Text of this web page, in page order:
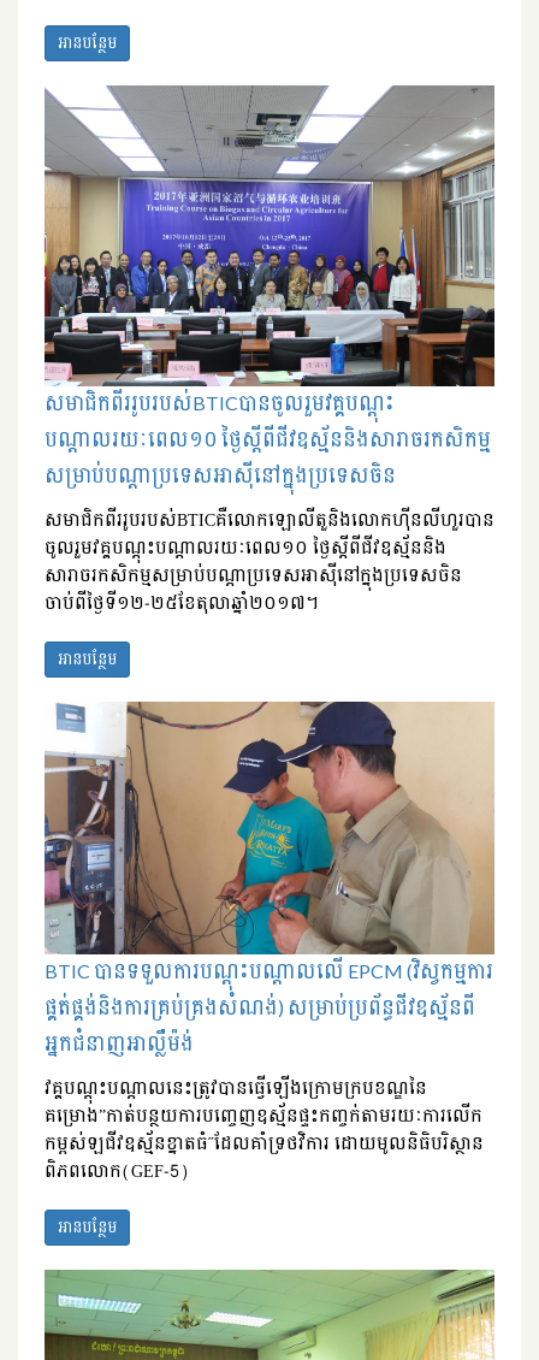
អានបន្ថែម
សមាជិកពីររូបរបស់BTICបានចូលរួមវគ្គបណ្តុះ
បណ្តាលរយៈពេល១០ ថ្ងៃស្តីពីជីវឧស្ម័ននិងសារាចរកសិកម្ម
សម្រាប់បណ្តាប្រទេសអាស៊ីនៅក្នុងប្រទេសចិន
សមាជិកពីររូបរបស់BTICគឺលោកឡោលីតួនិងលោកហ៊ីនលីហួរបាន
ចូលរួមវគ្គបណ្តុះបណ្តាលរយៈពេល១០ ថ្ងៃស្តីពីជីវឧស្ម័ននិង
សារាចរកសិកម្មសម្រាប់បណ្តាប្រទេសអាស៊ីនៅក្នុងប្រទេសចិន
ចាប់ពីថ្ងៃទី១២-២៥ខែតុលាឆ្នាំ២០១៧។
អានបន្ថែម
BTIC បានទទួលការបណ្តុះបណ្តាលលើ EPCM (វិស្វកម្មការ
ផ្គត់ផ្គង់និងការគ្រប់គ្រងសំណង់) សម្រាប់ប្រព័ន្ធជីវឧស្ម័នពី
អ្នកជំនាញអាល្លឺម៉ង់
វគ្គបណ្តុះបណ្តាលនេះត្រូវបានធ្វើឡើងក្រោមក្របខណ្ឌនៃ
គម្រោង”កាត់បន្ថយការបញ្ចេញឧស្ម័នផ្ទះកញ្ចក់តាមរយៈការលើក
កម្ពស់ឡជីវឧស្ម័នខ្នាតធំ˝ដែលគាំទ្រថវិការ ដោយមូលនិធិបរិស្ថាន
ពិភពលោក(GEF-5)
អានបន្ថែម